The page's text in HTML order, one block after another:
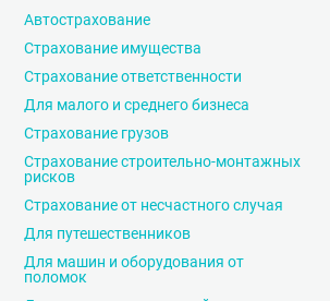
Автострахование
Страхование имущества
Страхование ответственности
Для малого и среднего бизнеса
Страхование грузов
Страхование строительно-монтажных
рисков
Страхование от несчастного случая
Для путешественников
Для машин и оборудования от
поломок